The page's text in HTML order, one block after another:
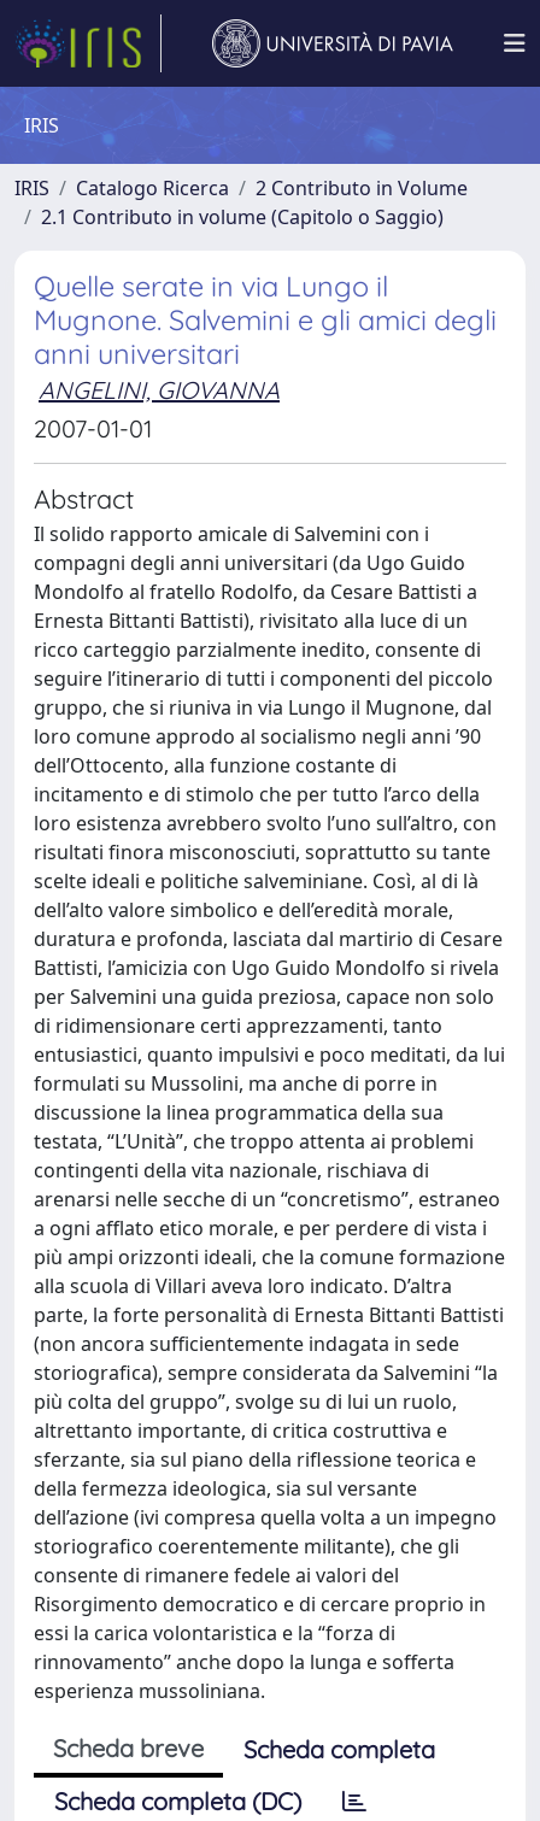
IRIS
IRIS Catalogo Ricerca
2 Contributo in Volume
2.1 Contributo in volume (Capitolo o Saggio)
Quelle serate in via Lungo il
Mugnone. Salvemini e gli amici degli
anni universitari
ANGELINI, GIOVANNA
2007-01-01
Abstract
Il solido rapporto amicale di Salvemini con i
compagni degli anni universitari (da Ugo Guido
Mondolfo al fratello Rodolfo, da Cesare Battisti a
Ernesta Bittanti Battisti), rivisitato alla luce di un
ricco carteggio parzialmente inedito, consente di
seguire l’itinerario di tutti i componenti del piccolo
gruppo, che si riuniva in via Lungo il Mugnone, dal
loro comune approdo al socialismo negli anni ’90
dell’Ottocento, alla funzione costante di
incitamento e di stimolo che per tutto l’arco della
loro esistenza avrebbero svolto l’uno sull’altro, con
risultati finora misconosciuti, soprattutto su tante
scelte ideali e politiche salveminiane. Così, al di là
dell’alto valore simbolico e dell’eredità morale,
duratura e profonda, lasciata dal martirio di Cesare
Battisti, l’amicizia con Ugo Guido Mondolfo si rivela
per Salvemini una guida preziosa, capace non solo
di ridimensionare certi apprezzamenti, tanto
entusiastici, quanto impulsivi e poco meditati, da lui
formulati su Mussolini, ma anche di porre in
discussione la linea programmatica della sua
testata, “L’Unità”, che troppo attenta ai problemi
contingenti della vita nazionale, rischiava di
arenarsi nelle secche di un “concretismo”, estraneo
a ogni afflato etico morale, e per perdere di vista i
più ampi orizzonti ideali, che la comune formazione
alla scuola di Villari aveva loro indicato. D’altra
parte, la forte personalità di Ernesta Bittanti Battisti
(non ancora sufficientemente indagata in sede
storiografica), sempre considerata da Salvemini “la
più colta del gruppo”, svolge su di lui un ruolo,
altrettanto importante, di critica costruttiva e
sferzante, sia sul piano della riflessione teorica e
della fermezza ideologica, sia sul versante
dell’azione (ivi compresa quella volta a un impegno
storiografico coerentemente militante), che gli
consente di rimanere fedele ai valori del
Risorgimento democratico e di cercare proprio in
essi la carica volontaristica e la “forza di
rinnovamento” anche dopo la lunga e sofferta
esperienza mussoliniana.
Scheda breve
Scheda completa
Scheda completa (DC)